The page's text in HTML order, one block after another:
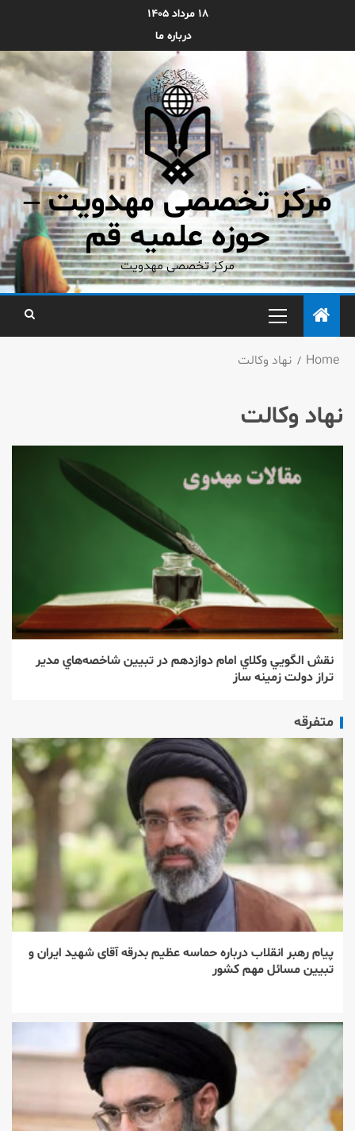
۱۸ مرداد ۱۴۰۵
درباره ما
مرکز تخصصی مهدویت –
حوزه علمیه قم
مرکز تخصصی مهدویت
Home نهاد وکالت
نهاد وکالت
نقش الگويي وكلاي امام دوازدهم در تبيين شاخصه‌هاي مدير
تراز دولت زمينه ساز
متفرقه
پیام رهبر انقلاب درباره حماسه عظیم بدرقه آقای شهید ایران و
تبیین مسائل مهم کشور